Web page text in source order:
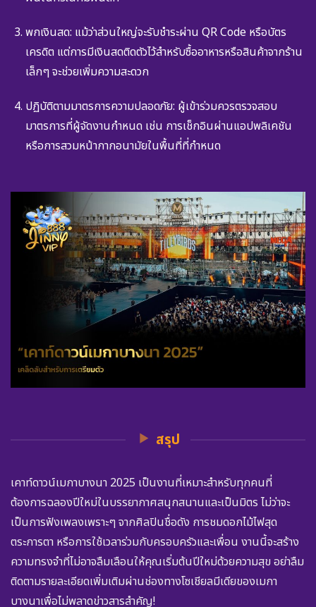
พกเงินสด: แม้ว่าส่วนใหญ่จะรับชำระผ่าน QR Code หรือบัตร
เครดิต แต่การมีเงินสดติดตัวไว้สำหรับซื้ออาหารหรือสินค้าจากร้าน
เล็กๆ จะช่วยเพิ่มความสะดวก
ปฏิบัติตามมาตรการความปลอดภัย: ผู้เข้าร่วมควรตรวจสอบ
มาตรการที่ผู้จัดงานกำหนด เช่น การเช็กอินผ่านแอปพลิเคชัน
หรือการสวมหน้ากากอนามัยในพื้นที่ที่กำหนด
สรุป
เคาท์ดาวน์เมกาบางนา 2025 เป็นงานที่เหมาะสำหรับทุกคนที่
ต้องการฉลองปีใหม่ในบรรยากาศสนุกสนานและเป็นมิตร ไม่ว่าจะ
เป็นการฟังเพลงเพราะๆ จากศิลปินชื่อดัง การชมดอกไม้ไฟสุด
ตระการตา หรือการใช้เวลาร่วมกับครอบครัวและเพื่อน งานนี้จะสร้าง
ความทรงจำที่ไม่อาจลืมเลือนให้คุณเริ่มต้นปีใหม่ด้วยความสุข อย่าลืม
ติดตามรายละเอียดเพิ่มเติมผ่านช่องทางโซเชียลมีเดียของเมกา
บางนาเพื่อไม่พลาดข่าวสารสำคัญ!